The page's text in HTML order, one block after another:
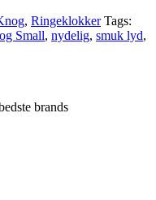
, Ringeklokker Tags:
Small, nydelig, smuk lyd,
brands